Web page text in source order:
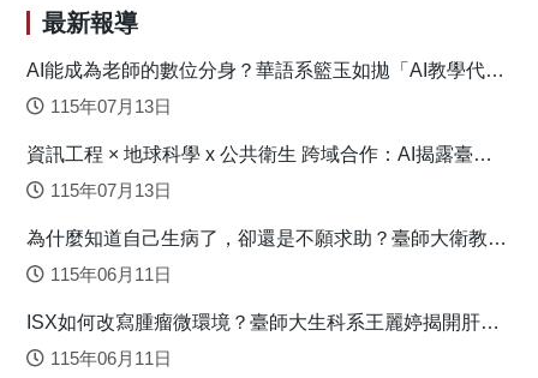
能的治療效果，和確認其在前述細胞實驗中對相關路徑的調
控作用。結果發現LM-031不僅可改善3×Tg-AD小鼠的學習和
記憶功能，還可上調NRF2和pCREB以及降低海馬迴及皮層
內Aβ及Tau含量(如下圖示)。 圖：LM-031對ΔK280 TauRD-
PS1M146V、TauP30IL三基因轉殖阿茲海默症小鼠的治療效
用。 綜合細胞和小鼠實驗結果，LM-031可上調HSPB1和
下游BDNF路徑，從而在ΔK280 TauRD-DsRed細胞中發揮神
經保護作用，改善認知功能損傷的高血糖3×Tg-AD小鼠，降
是屬於乙醯膽鹼酶抑制劑和NMDA受體拮抗劑，本篇研究的
LM-031可能經由不同的治療路徑策略，具有新穎藥物的開發
最新報導
AI能成為老師的數位分身？華語系籃玉如拋「AI教學代理
人」新模式
115年07月13日
資訊工程 × 地球科學 x 公共衛生 跨域合作：AI揭露臺灣
心血管疾病高風險環境型態
115年07月13日
為什麼知道自己生病了，卻還是不願求助？臺師大衛教系
連盈如揭心理健康求助關鍵
115年06月11日
ISX如何改寫腫瘤微環境？臺師大生科系王麗婷揭開肝癌
免疫逃脫機制
115年06月11日